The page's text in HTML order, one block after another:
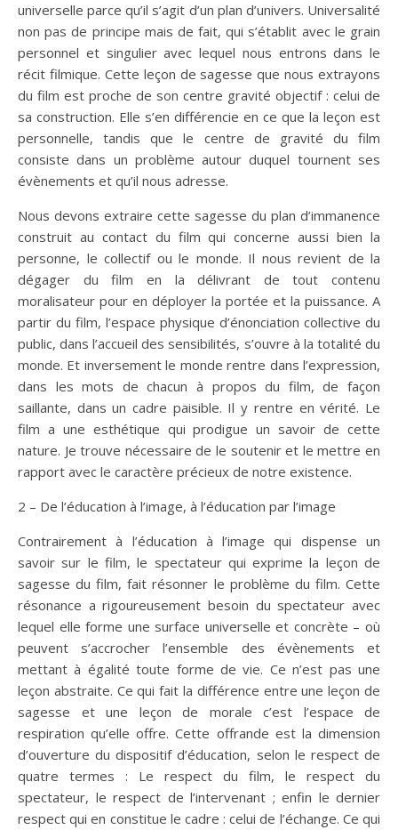
universelle parce qu’il s’agit d’un plan d’univers. Universalité
non pas de principe mais de fait, qui s’établit avec le grain
personnel et singulier avec lequel nous entrons dans le
récit filmique. Cette leçon de sagesse que nous extrayons
du film est proche de son centre gravité objectif : celui de
sa construction. Elle s’en différencie en ce que la leçon est
personnelle, tandis que le centre de gravité du film
consiste dans un problème autour duquel tournent ses
évènements et qu’il nous adresse.
Nous devons extraire cette sagesse du plan d’immanence
construit au contact du film qui concerne aussi bien la
personne, le collectif ou le monde. Il nous revient de la
dégager du film en la délivrant de tout contenu
moralisateur pour en déployer la portée et la puissance. A
partir du film, l’espace physique d’énonciation collective du
public, dans l’accueil des sensibilités, s’ouvre à la totalité du
monde. Et inversement le monde rentre dans l’expression,
dans les mots de chacun à propos du film, de façon
saillante, dans un cadre paisible. Il y rentre en vérité. Le
film a une esthétique qui prodigue un savoir de cette
nature. Je trouve nécessaire de le soutenir et le mettre en
rapport avec le caractère précieux de notre existence.
2 – De l’éducation à l’image, à l’éducation par l’image
Contrairement à l’éducation à l’image qui dispense un
savoir sur le film, le spectateur qui exprime la leçon de
sagesse du film, fait résonner le problème du film. Cette
résonance a rigoureusement besoin du spectateur avec
lequel elle forme une surface universelle et concrète – où
peuvent s’accrocher l’ensemble des évènements et
mettant à égalité toute forme de vie. Ce n’est pas une
leçon abstraite. Ce qui fait la différence entre une leçon de
sagesse et une leçon de morale c’est l’espace de
respiration qu’elle offre. Cette offrande est la dimension
d’ouverture du dispositif d’éducation, selon le respect de
quatre termes : Le respect du film, le respect du
spectateur, le respect de l’intervenant ; enfin le dernier
respect qui en constitue le cadre : celui de l’échange. Ce qui